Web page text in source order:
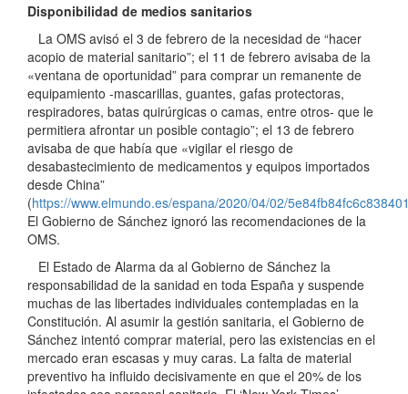
Disponibilidad de medios sanitarios
La OMS avisó el 3 de febrero de la necesidad de “hacer
acopio de material sanitario”; el 11 de febrero avisaba de la
«ventana de oportunidad” para comprar un remanente de
equipamiento -mascarillas, guantes, gafas protectoras,
respiradores, batas quirúrgicas o camas, entre otros- que le
permitiera afrontar un posible contagio”; el 13 de febrero
avisaba de que había que «vigilar el riesgo de
desabastecimiento de medicamentos y equipos importados
desde China”
(https://www.elmundo.es/espana/2020/04/02/
El Gobierno de Sánchez ignoró las recomendaciones de la
OMS.
El Estado de Alarma da al Gobierno de Sánchez la
responsabilidad de la sanidad en toda España y suspende
muchas de las libertades individuales contempladas en la
Constitución. Al asumir la gestión sanitaria, el Gobierno de
Sánchez intentó comprar material, pero las existencias en el
mercado eran escasas y muy caras. La falta de material
preventivo ha influido decisivamente en que el 20% de los